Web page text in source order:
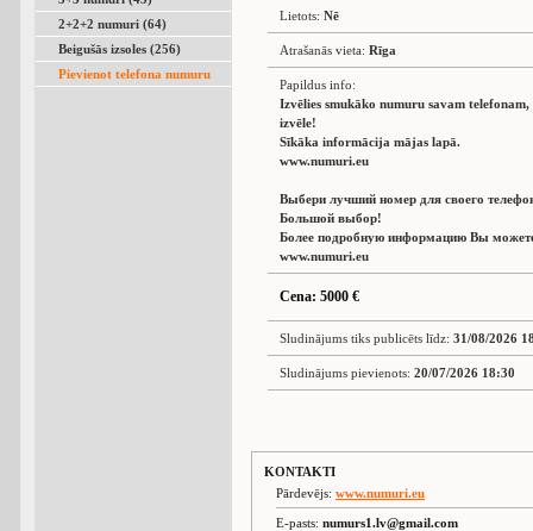
2+2+2 numuri (64)
Beigušās izsoles (256)
Pievienot telefona numuru
Lietots: Nē
Atrašanās vieta: Rīga
Papildus info:
Izvēlies smukāko numuru savam
izvēle!
Sīkāka informācija mājas lapā.
www.numuri.eu
Выбери лучший номер для своего
Большой выбор!
Более подробную информацию Вы
www.numuri.eu
Cena: 5000 €
Sludinājums tiks publicēts līdz: 31/08/2026
Sludinājums pievienots: 20/07/2026 18:30
KONTAKTI
Pārdevējs: www.numuri.eu
E-pasts: numurs1.lv@gmail.com